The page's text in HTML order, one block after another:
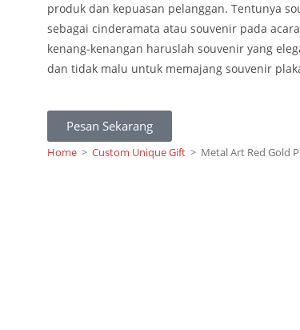
produk dan kepuasan pelanggan. Tentunya
sebagai cinderamata atau souvenir pada
kenang-kenangan haruslah souvenir yang
dan tidak malu untuk memajang souvenir
Pesan Sekarang
Home > Custom Unique Gift > Metal Art Red Gold